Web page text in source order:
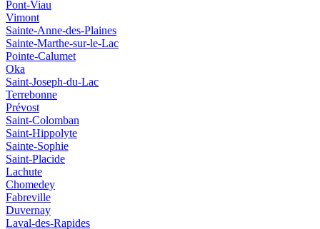
Pont-Viau
Vimont
Sainte-Anne-des-Plaines
Sainte-Marthe-sur-le-Lac
Pointe-Calumet
Oka
Saint-Joseph-du-Lac
Terrebonne
Prévost
Saint-Colomban
Saint‑Hippolyte
Sainte‑Sophie
Saint‑Placide
Lachute
Chomedey
Fabreville
Duvernay
Laval‑des‑Rapides